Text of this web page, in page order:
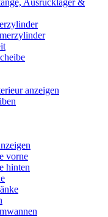
anzeigen
vorne
hinten